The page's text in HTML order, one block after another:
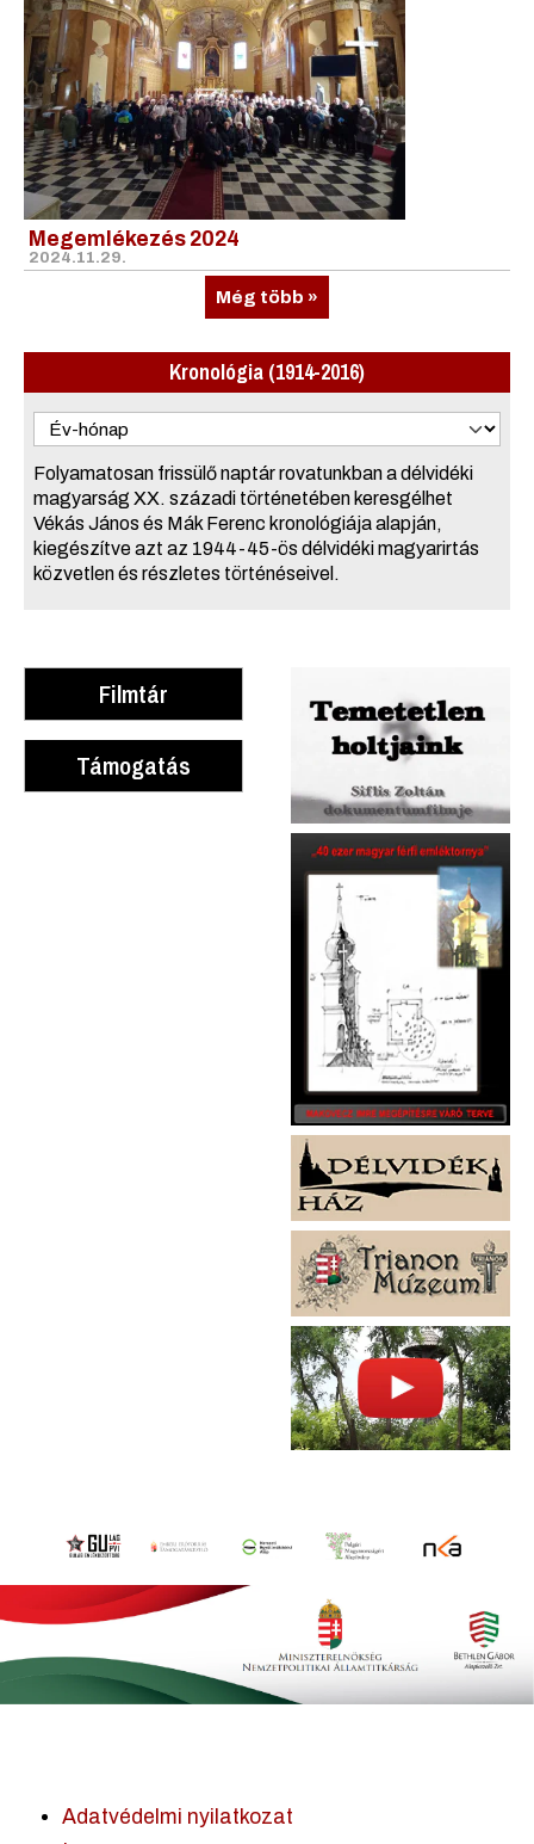
Filmtár
Támogatás
Megemlékezés 2024
2024.11.29.
Még több »
Kronológia (1914-2016)
Folyamatosan frissülő naptár rovatunkban a délvidéki
magyarság XX. századi történetében keresgélhet
Vékás János és Mák Ferenc kronológiája alapján,
kiegészítve azt az 1944-45-ös délvidéki magyarirtás
közvetlen és részletes történéseivel.
Adatvédelmi nyilatkozat